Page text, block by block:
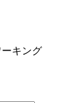
キング